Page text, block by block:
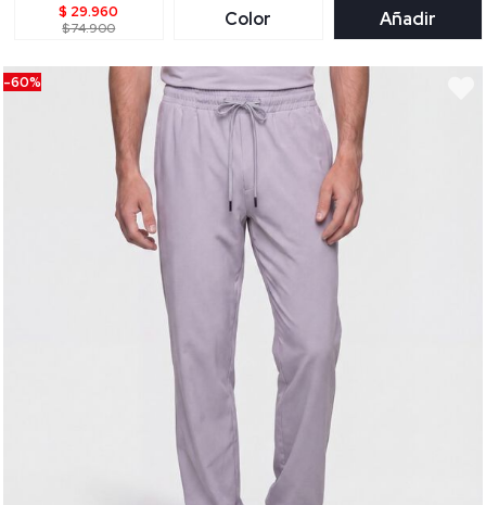
$ 29.960
$ 74.900 Color Añadir
-60%